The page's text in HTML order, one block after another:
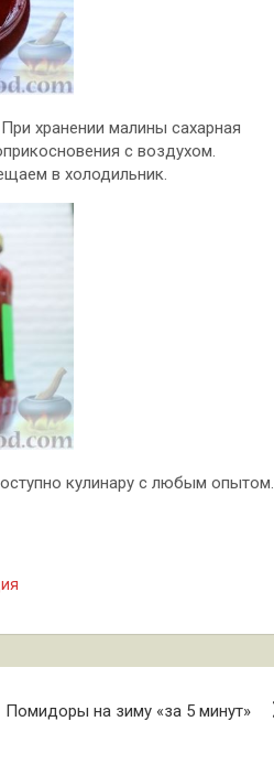
хранении малины сахарная
с воздухом.
в холодильник.
кулинару с любым опытом.
Помидоры на зиму «за 5 минут»